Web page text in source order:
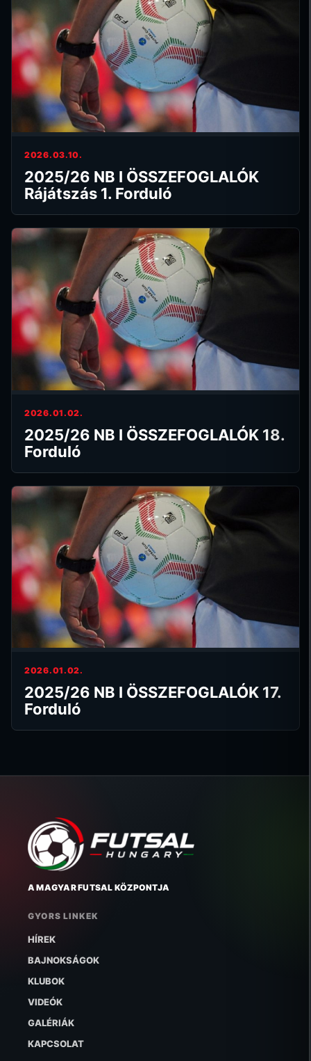
2026.03.10.
2025/26 NB I ÖSSZEFOGLALÓK
Rájátszás 1. Forduló
2026.01.02.
2025/26 NB I ÖSSZEFOGLALÓK 18.
Forduló
2026.01.02.
2025/26 NB I ÖSSZEFOGLALÓK 17.
Forduló
A MAGYAR FUTSAL KÖZPONTJA
GYORS LINKEK
HÍREK
BAJNOKSÁGOK
KLUBOK
VIDEÓK
GALÉRIÁK
KAPCSOLAT